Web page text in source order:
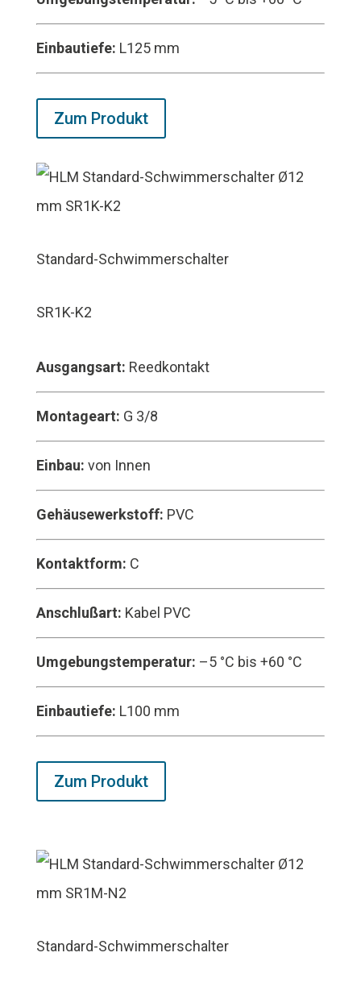
Einbautiefe: L125 mm
Zum Produkt
Standard-Schwimmerschalter
SR1K-K2
Ausgangsart: Reedkontakt
Montageart: G 3/8
Einbau: von Innen
Gehäusewerkstoff: PVC
Kontaktform: C
Anschlußart: Kabel PVC
Umgebungstemperatur: –5 °C bis +60 °C
Einbautiefe: L100 mm
Zum Produkt
Standard-Schwimmerschalter